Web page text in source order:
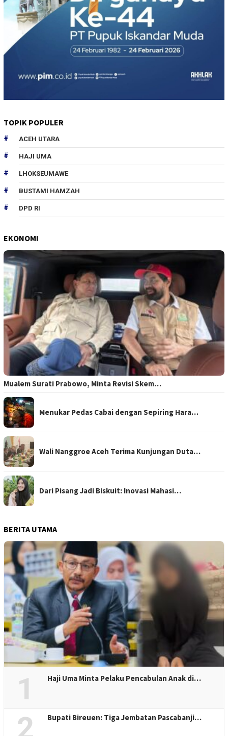
TOPIK POPULER
ACEH UTARA
HAJI UMA
LHOKSEUMAWE
BUSTAMI HAMZAH
DPD RI
EKONOMI
Mualem Surati Prabowo, Minta Revisi Skem…
Menukar Pedas Cabai dengan Sepiring Hara…
Wali Nanggroe Aceh Terima Kunjungan Duta…
Dari Pisang Jadi Biskuit: Inovasi Mahasi…
BERITA UTAMA
1 Haji Uma Minta Pelaku Pencabulan Anak di…
2 Bupati Bireuen: Tiga Jembatan Pascabanji…